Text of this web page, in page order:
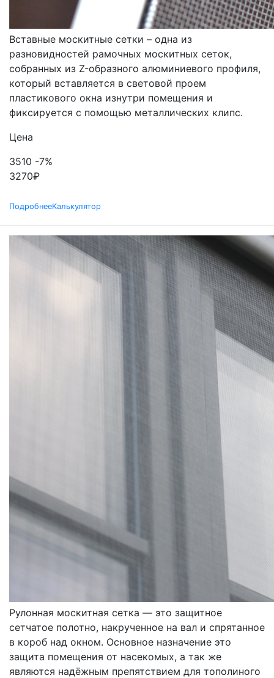
ВСТАВНЫЕ
Вставные москитные сетки – одна из
разновидностей рамочных москитных сеток,
собранных из Z-образного алюминиевого профиля,
который вставляется в световой проем
пластикового окна изнутри помещения и
фиксируется с помощью металлических клипс.
Цена
3510 -7%
3270₽
ПодробнееКалькулятор
МОСКИТНЫЕ СЕТКИ
Рулонная москитная сетка — это защитное
сетчатое полотно, накрученное на вал и спрятанное
в короб над окном. Основное назначение это
защита помещения от насекомых, а так же
являются надёжным препятствием для тополиного